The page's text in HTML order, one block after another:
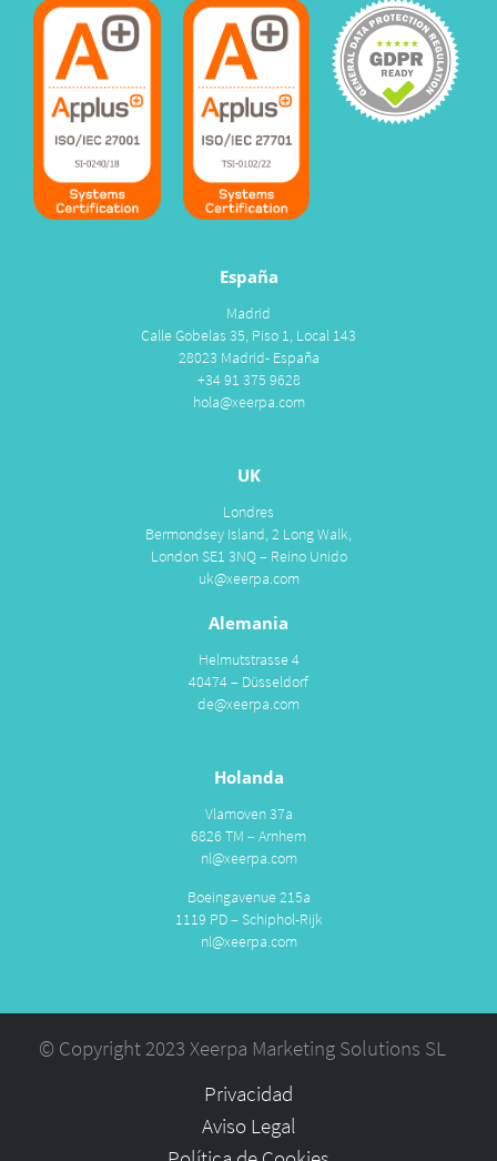
España
Madrid
Calle Gobelas 35, Piso 1, Local 143
28023 Madrid- España
+34 91 375 9628
hola@xeerpa.com
UK
Londres
Bermondsey Island, 2 Long Walk,
London SE1 3NQ – Reino Unido
uk@xeerpa.com
Alemania
Helmutstrasse 4
40474 – Düsseldorf
de@xeerpa.com
Holanda
Vlamoven 37a
6826 TM – Arnhem
nl@xeerpa.com
Boeingavenue 215a
1119 PD – Schiphol-Rijk
nl@xeerpa.com
© Copyright 2023 Xeerpa Marketing Solutions SL
Privacidad
Aviso Legal